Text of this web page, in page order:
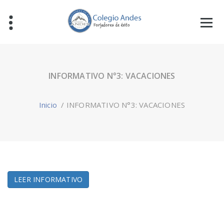
INFORMATIVO N°3: VACACIONES
Inicio / INFORMATIVO N°3: VACACIONES
LEER INFORMATIVO